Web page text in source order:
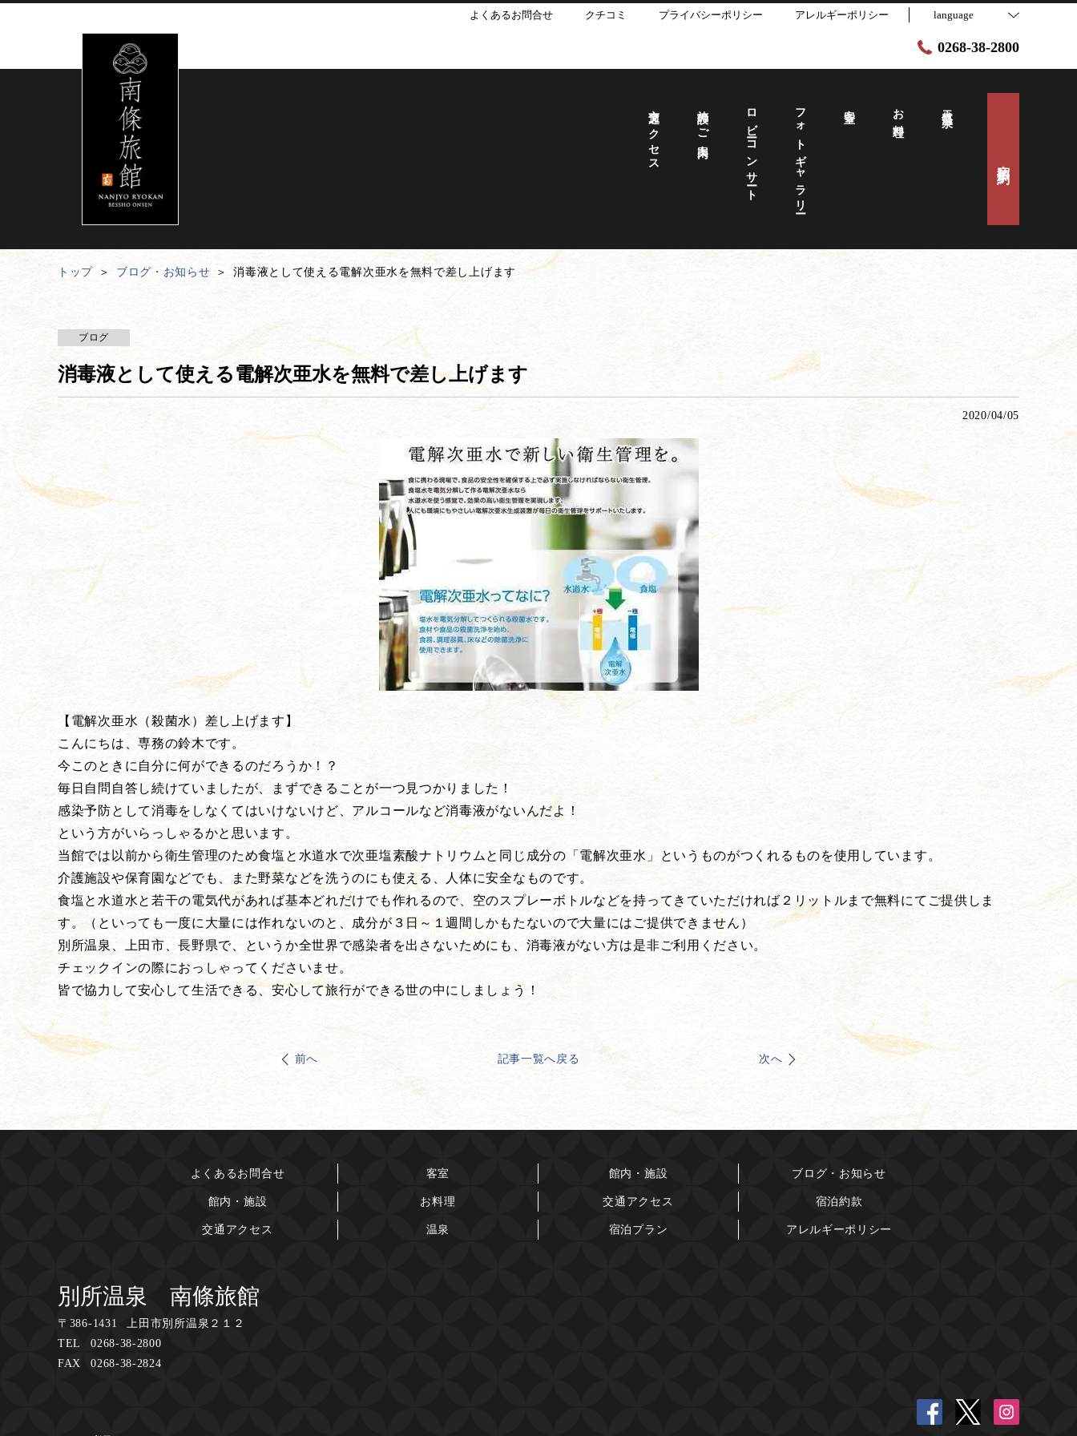
よくあるお問合せ クチコミ プライバシーポリシー アレルギーポリシー language
0268-38-2800
お料理
フォトギャラリー
ロビーコンサート
施設のご案内
交通アクセス
トップ ブログ・お知らせ 消毒液として使える電解次亜水を無料で差し上げます
ブログ
消毒液として使える電解次亜水を無料で差し上げます
2020/04/05
【電解次亜水（殺菌水）差し上げます】
こんにちは、専務の鈴木です。
今このときに自分に何ができるのだろうか！？
毎日自問自答し続けていましたが、まずできることが一つ見つかりました！
感染予防として消毒をしなくてはいけないけど、アルコールなど消毒液がないんだよ！
という方がいらっしゃるかと思います。
当館では以前から衛生管理のため食塩と水道水で次亜塩素酸ナトリウムと同じ成分の「電解次亜水」というものがつくれるものを使用しています。
介護施設や保育園などでも、また野菜などを洗うのにも使える、人体に安全なものです。
食塩と水道水と若干の電気代があれば基本どれだけでも作れるので、空のスプレーボトルなどを持ってきていただければ２リットルまで無料にてご提供しま
す。（といっても一度に大量には作れないのと、成分が３日～１週間しかもたないので大量にはご提供できません）
別所温泉、上田市、長野県で、というか全世界で感染者を出さないためにも、消毒液がない方は是非ご利用ください。
チェックインの際におっしゃってくださいませ。
皆で協力して安心して生活できる、安心して旅行ができる世の中にしましょう！
前へ 記事一覧へ戻る 次へ
よくあるお問合せ
館内・施設
交通アクセス
客室
お料理
温泉
館内・施設
交通アクセス
宿泊プラン
ブログ・お知らせ
宿泊約款
アレルギーポリシー
別所温泉 南條旅館
〒 386-1431
上田市別所温泉２１２
TEL
0268-38-2800
FAX
0268-38-2824